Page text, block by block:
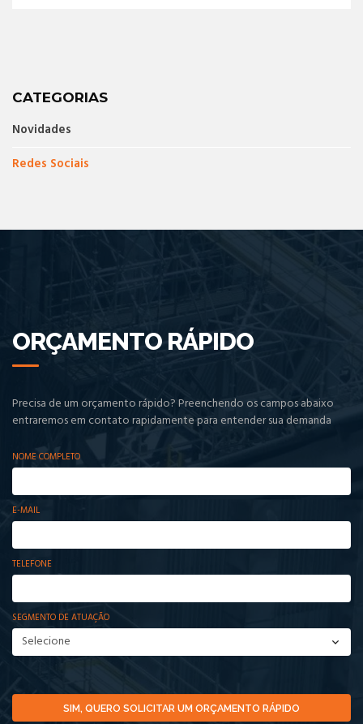
CATEGORIAS
Novidades
Redes Sociais
ORÇAMENTO RÁPIDO
Precisa de um orçamento rápido? Preenchendo os campos abaixo
entraremos em contato rapidamente para entender sua demanda
NOME COMPLETO
E-MAIL
TELEFONE
SEGMENTO DE ATUAÇÃO